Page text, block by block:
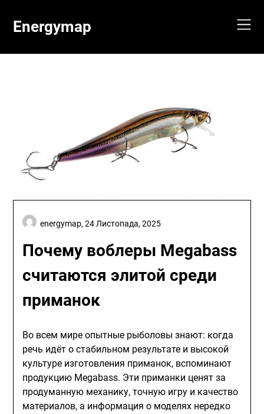
contentEnergymap
Почему воблеры Megabass
считаются элитой среди
приманок
energymap,24 Листопада, 2025
Во всем мире опытные рыболовы знают: когда
речь идёт о стабильном результате и высокой
культуре изготовления приманок, вспоминают
продукцию Megabass. Эти приманки ценят за
продуманную механику, точную игру и качество
материалов, а информация о моделях нередко